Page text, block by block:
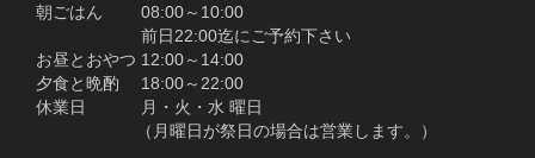
朝ごはん 08:00～10:00
前日22:00迄にご予約下さい
お昼とおやつ 12:00～14:00
夕食と晩酌 18:00～22:00
休業日 月・火・水 曜日
（月曜日が祭日の場合は営業します。）